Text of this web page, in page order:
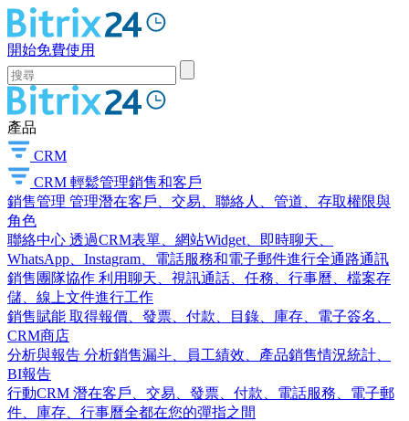
開始免費使用
產品
CRM
CRM 輕鬆管理銷售和客戶
銷售管理 管理潛在客戶、交易、聯絡人、管道、存取權限與
角色
聯絡中心 透過CRM表單、網站Widget、即時聊天、
WhatsApp、Instagram、電話服務和電子郵件進行全通路通訊
銷售團隊協作 利用聊天、視訊通話、任務、行事曆、檔案存
儲、線上文件進行工作
銷售賦能 取得報價、發票、付款、目錄、庫存、電子簽名、
CRM商店
分析與報告 分析銷售漏斗、員工績效、產品銷售情況統計、
BI報告
行動CRM 潛在客戶、交易、發票、付款、電話服務、電子郵
件、庫存、行事曆全都在您的彈指之間